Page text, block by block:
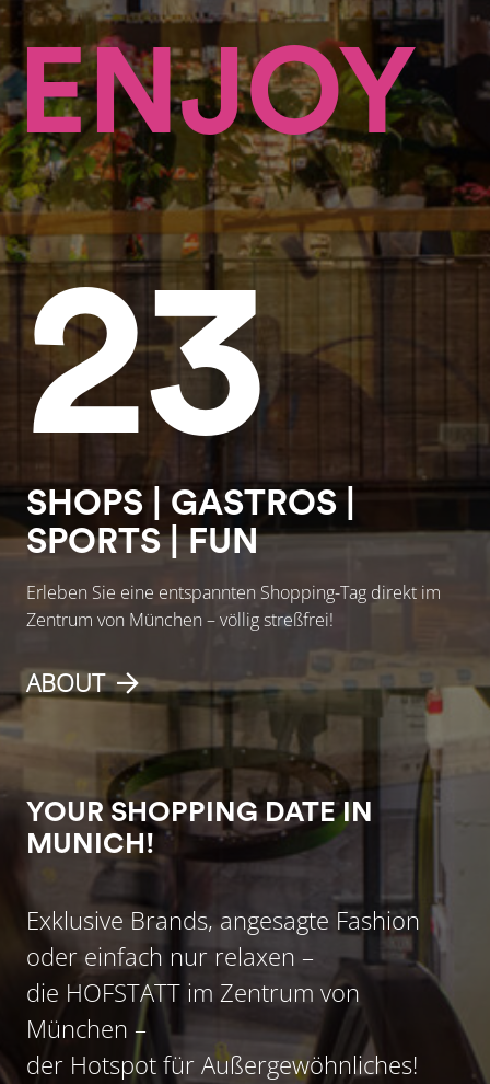
ENJOY
23
SHOPS | GASTROS |
SPORTS | FUN
Erleben Sie eine entspannten Shopping-Tag direkt im
Zentrum von München – völlig streßfrei!
ABOUT
YOUR SHOPPING DATE IN
MUNICH!
Exklusive Brands, angesagte Fashion
oder einfach nur relaxen –
die HOFSTATT im Zentrum von
München –
der Hotspot für Außergewöhnliches!